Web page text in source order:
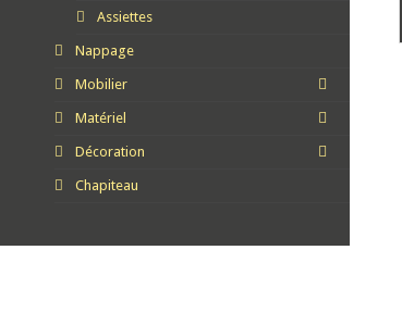
Assiettes
Nappage
Mobilier
Matériel
Décoration
Chapiteau